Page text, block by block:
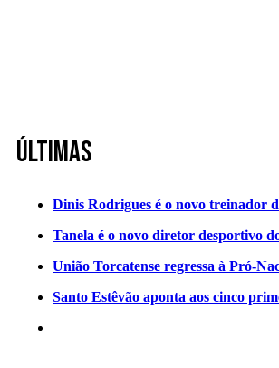
Últimas
Dinis Rodrigues é o novo treinador
Tanela é o novo diretor desportivo
União Torcatense regressa à Pró-
Santo Estêvão aponta aos cinco